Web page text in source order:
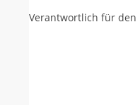
Verantwortlich für den